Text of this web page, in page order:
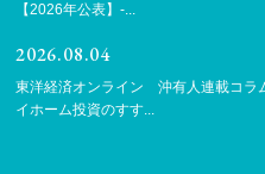
【2026年公表】-...
2026.08.04
東洋経済オンライン 沖有人連載コラ
イホーム投資のすす...